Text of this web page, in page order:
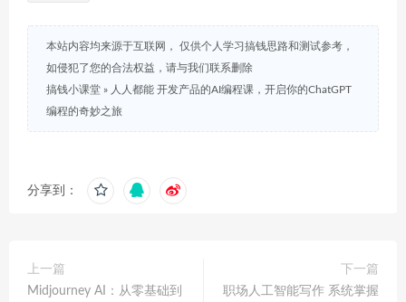
本站内容均来源于互联网， 仅供个人学习搞钱思路和测试参考，
如侵犯了您的合法权益，请与我们联系删除
搞钱小课堂 » 人人都能 开发产品的AI编程课，开启你的ChatGPT
编程的奇妙之旅
分享到：
上一篇
Midjourney AI：从零基础到
下一篇
职场人工智能写作 系统掌握